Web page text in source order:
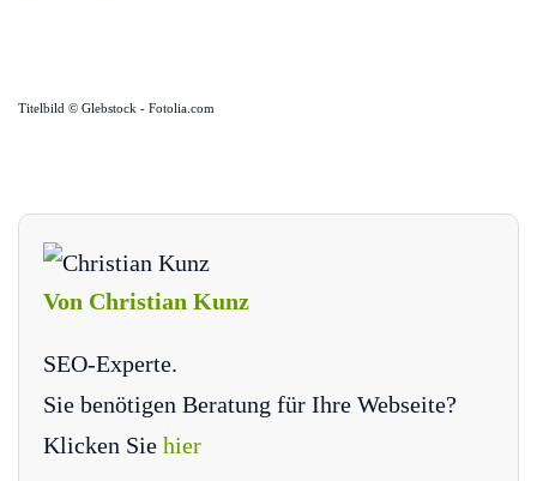
Titelbild © Glebstock - Fotolia.com
Von Christian Kunz
SEO-Experte.
Sie benötigen Beratung für Ihre Webseite?
Klicken Sie hier